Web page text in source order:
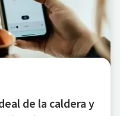
de la caldera y